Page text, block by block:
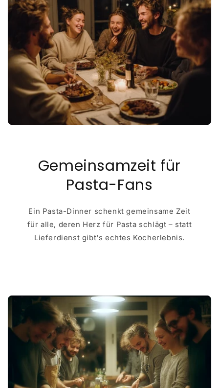
Gemeinsamzeit für
Pasta-Fans
Ein Pasta-Dinner schenkt gemeinsame Zeit
für alle, deren Herz für Pasta schlägt – statt
Lieferdienst gibt's echtes Kocherlebnis.